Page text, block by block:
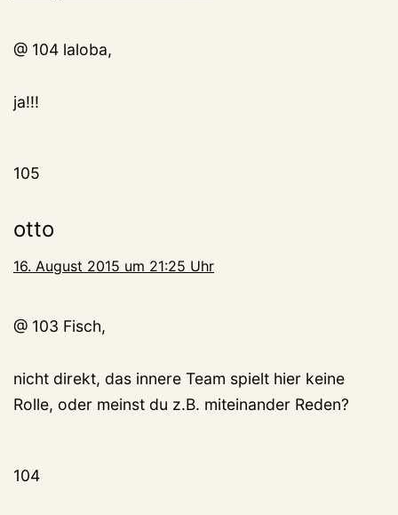
@ 104 laloba,
ja!!!
105
otto
16. August 2015 um 21:25 Uhr
@ 103 Fisch,
nicht direkt, das innere Team spielt hier keine
Rolle, oder meinst du z.B. miteinander Reden?
104